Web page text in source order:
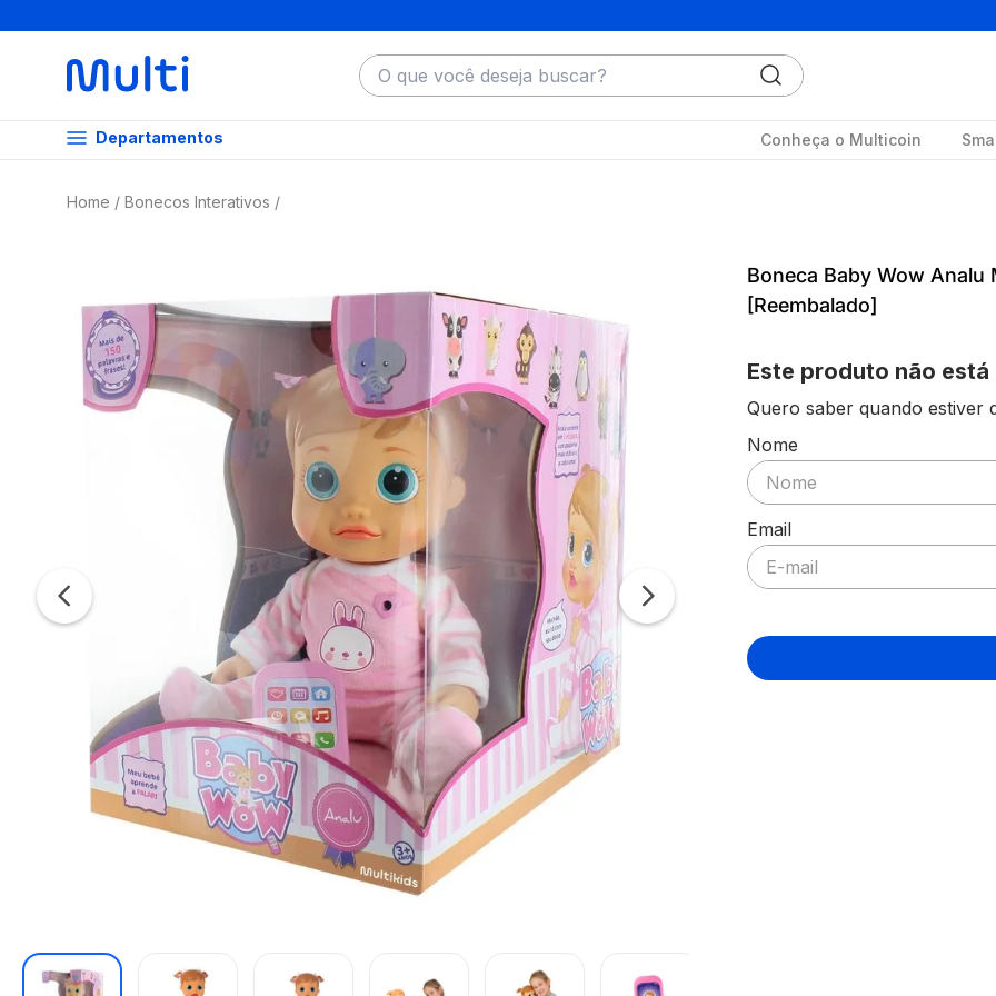
O que você deseja buscar?
Departamentos Conheça o Multicoin
Bonecos Interativos
Boneca Baby Wow Analu
[Reembalado]
Este produto não
Quero saber quando estiver